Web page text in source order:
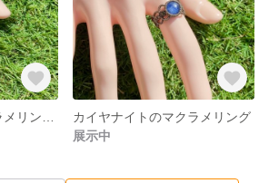
カイヤナイトのマクラメリング
展示中